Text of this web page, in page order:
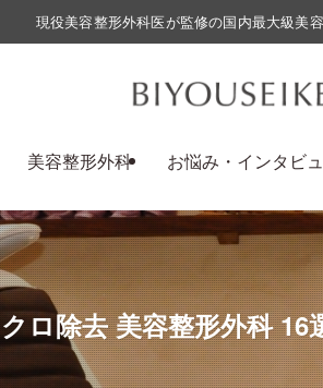
現役美容整形外科医が監修の国内最大級美
美容整形外科 お悩み・インタビ
ロ除去 美容整形外科 16